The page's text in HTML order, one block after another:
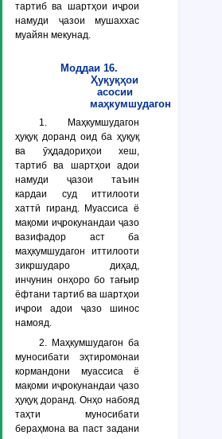
тартиб ва шартҳои иҷрои
намуди ҷазои мушаххас
муайян мекунад.
Моддаи 16.
Ҳуқуқҳои
асосии
маҳкумшудагон
1. Маҳкумшудагон
ҳуқуқ доранд оид ба ҳуқуқ
ва ӯҳдадориҳои хеш,
тартиб ва шартҳои адои
намуди ҷазои таъин
кардаи суд иттилооти
хаттӣ гиранд. Муассиса ё
мақоми иҷрокунандаи ҷазо
вазифадор аст ба
маҳкумшудагон иттилооти
зикршударо диҳад,
инчунин онҳоро бо тағьир
ёфтани тартиб ва шартҳои
иҷрои адои ҷазо шинос
намояд.
2. Маҳкумшудагон ба
муносибати эҳтиромонаи
кормандони муассиса ё
мақоми иҷрокунандаи ҷазо
ҳуқуқ доранд. Онҳо набояд
таҳти муносибати
бераҳмона ва паст задани